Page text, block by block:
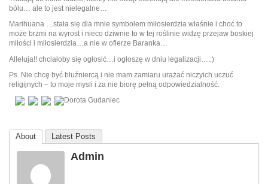
bólu… ale to jest nielegalne…
Marihuana …stała się dla mnie symbolem miłosierdzia właśnie i choć to
może brzmi na wyrost i nieco dziwnie to w tej roślinie widzę przejaw boskiej
miłości i miłosierdzia…a nie w ofierze Baranka…
Alleluja!! chciałoby się ogłosić…i ogłoszę w dniu legalizacji….:)
Ps. Nie chcę być bluźniercą i nie mam zamiaru urażać niczyich uczuć
religijnych – to moje mysli i za nie biorę pełną odpowiedzialność.
Dorota Gudaniec
About Latest Posts
Admin